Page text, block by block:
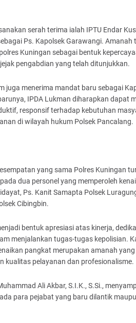
serah terima ialah IPTU Endar
Ps. Kapolsek Garawangi. Amanah
Kuningan sebagai bentuk
pengabdian yang telah ditunjukkan.
juga menerima mandat baru sebagai
IPDA Lukman diharapkan dapat
responsif terhadap kebutuhan
di wilayah hukum Polsek Pancalang.
yang sama Polres Kuningan
dua personel yang memperoleh
Ps. Kanit Samapta Polsek
Cibingbin.
bentuk apresiasi atas kinerja,
menjalankan tugas-tugas kepolisian.
pangkat merupakan amanah
kualitas pelayanan dan profesionalisme.
Ali Akbar, S.I.K., S.Si.,
para pejabat yang baru dilantik